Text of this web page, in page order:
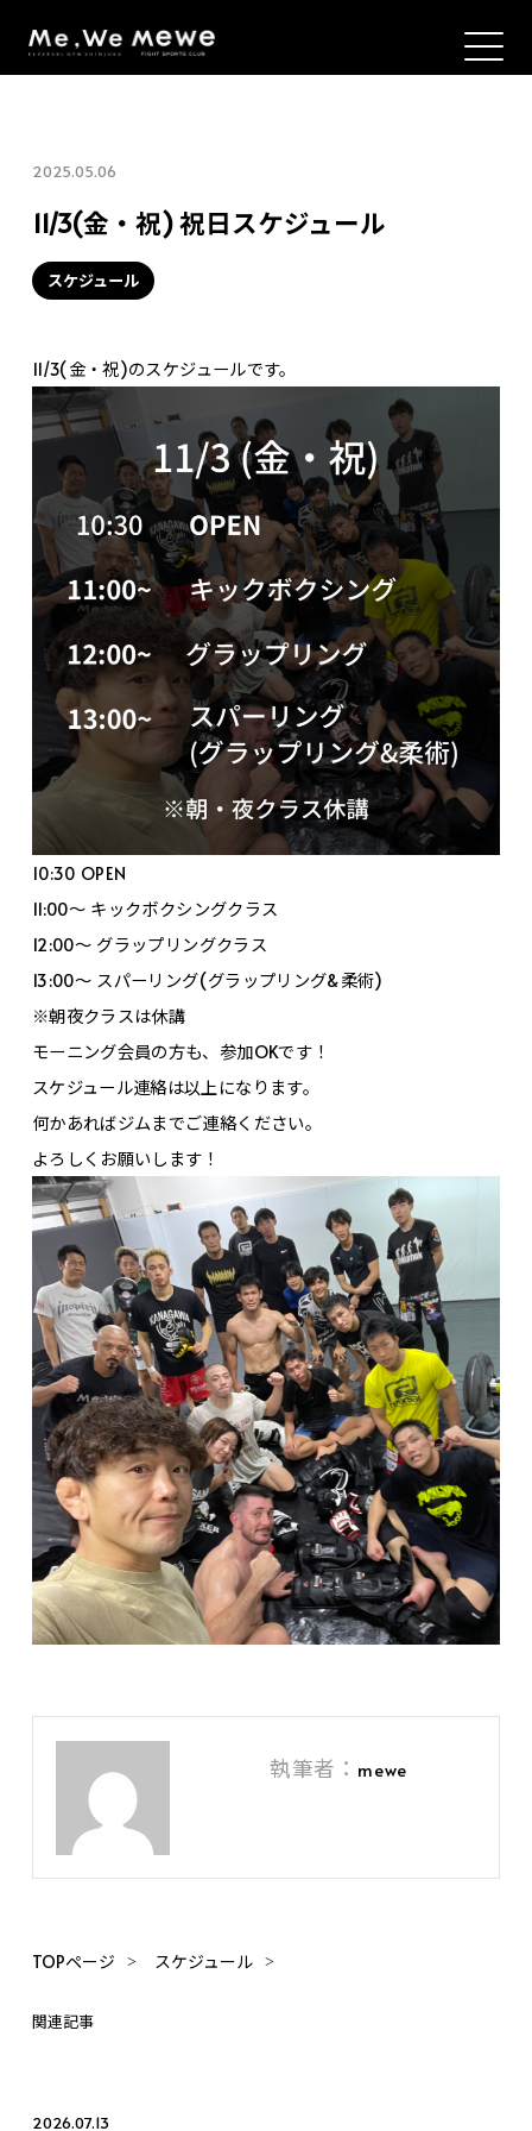
2025.05.06
11/3(金・祝) 祝日スケジュール
スケジュール
11/3(金・祝)のスケジュールです。
10:30 OPEN
11:00〜 キックボクシングクラス
12:00〜 グラップリングクラス
13:00〜 スパーリング(グラップリング&柔術)
※朝夜クラスは休講
モーニング会員の方も、参加OKです！
スケジュール連絡は以上になります。
何かあればジムまでご連絡ください。
よろしくお願いします！
執筆者： mewe
TOPページ スケジュール
関連記事
2026.07.13